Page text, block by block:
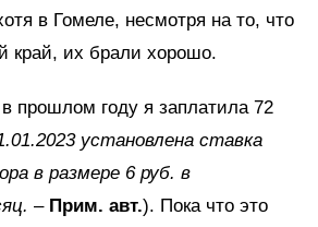
в Гомеле, несмотря на то, что
край, их брали хорошо.
прошлом году я заплатила 72
установлена ставка
в размере 6 руб. в
– Прим. авт.). Пока что это